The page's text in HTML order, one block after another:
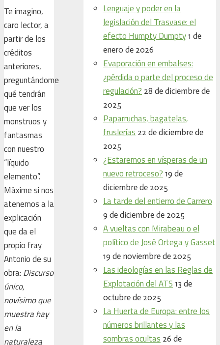
Te imagino,
caro lector, a
partir de los
créditos
anteriores,
preguntándome
qué tendrán
que ver los
monstruos y
fantasmas
con nuestro
“líquido
elemento”.
Máxime si nos
atenemos a la
explicación
que da el
propio fray
Antonio de su
obra: Discurso
único,
novísimo que
muestra hay
en la
naturaleza
Lenguaje y poder en la
legislación del Trasvase: el
efecto Humpty Dumpty 1 de
enero de 2026
Evaporación en embalses:
¿pérdida o parte del proceso de
regulación? 28 de diciembre de
2025
Paparruchas, bagatelas,
fruslerías 22 de diciembre de
2025
¿Estaremos en vísperas de un
nuevo retroceso? 19 de
diciembre de 2025
La tarde del entierro de Carrero
9 de diciembre de 2025
A vueltas con Mirabeau o el
político de José Ortega y Gasset
19 de noviembre de 2025
Las ideologías en las Reglas de
Explotación del ATS 13 de
octubre de 2025
La Huerta de Europa: entre los
números brillantes y las
sombras ocultas 26 de